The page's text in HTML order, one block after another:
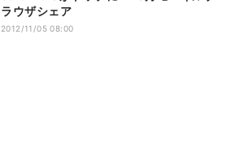
ラウザシェア
2012/11/05 08:00